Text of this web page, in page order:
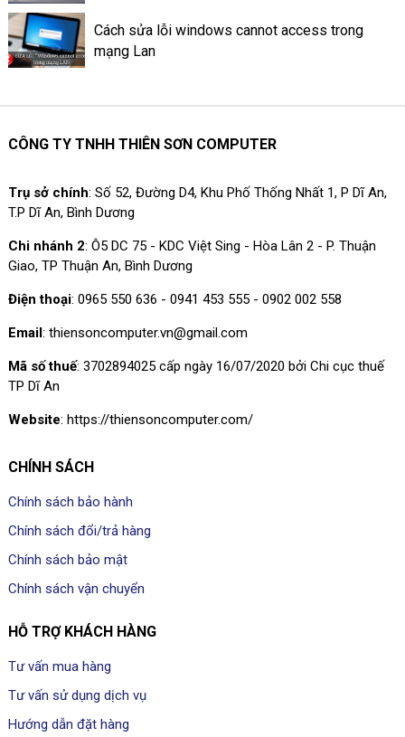
Cách sửa lỗi windows cannot access trong
mạng Lan
CÔNG TY TNHH THIÊN SƠN COMPUTER
Trụ sở chính: Số 52, Đường D4, Khu Phố Thống Nhất 1, P Dĩ An,
T.P Dĩ An, Bình Dương
Chi nhánh 2: Ô5 DC 75 - KDC Việt Sing - Hòa Lân 2 - P. Thuận
Giao, TP Thuận An, Bình Dương
Điện thoại: 0965 550 636 - 0941 453 555 - 0902 002 558
Email: thiensoncomputer.vn@gmail.com
Mã số thuế: 3702894025 cấp ngày 16/07/2020 bởi Chi cục thuế
TP Dĩ An
Website: https://thiensoncomputer.com/
CHÍNH SÁCH
Chính sách bảo hành
Chính sách đổi/trả hàng
Chính sách bảo mật
Chính sách vận chuyển
HỖ TRỢ KHÁCH HÀNG
Tư vấn mua hàng
Tư vấn sử dụng dịch vụ
Hướng dẫn đặt hàng